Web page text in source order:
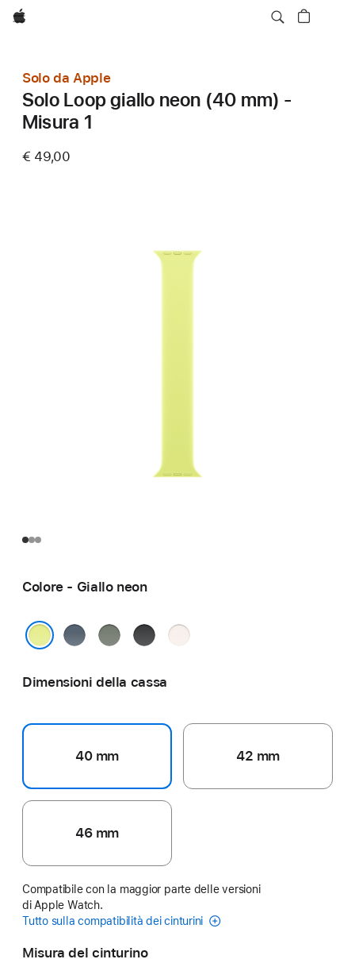
Apple
Solo da Apple
Solo Loop giallo neon (40 mm) -
Misura 1
€ 49,00
Colore - Giallo neon
Blu
Grigioverde
Nero
Rosa
Dimensioni della cassa
40 mm 42 mm
46 mm
Compatibile con la maggior parte delle versioni
di Apple Watch.
Tutto sulla compatibilità dei cinturini
Misura del cinturino